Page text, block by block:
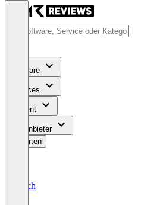
Software
Services
Content
Für Anbieter
Bewerten
Deutsch